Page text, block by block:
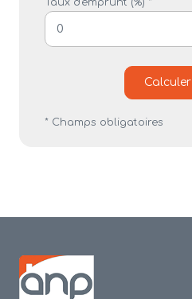
Taux d'emprunt (%) *
Calculer
* Champs obligatoires